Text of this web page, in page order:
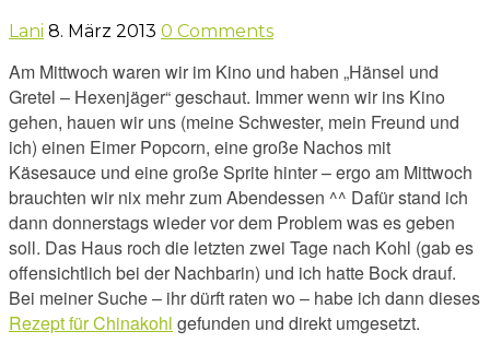
Lani 8. März 2013 0 Comments
Am Mittwoch waren wir im Kino und haben „Hänsel und
Gretel – Hexenjäger“ geschaut. Immer wenn wir ins Kino
gehen, hauen wir uns (meine Schwester, mein Freund und
ich) einen Eimer Popcorn, eine große Nachos mit
Käsesauce und eine große Sprite hinter – ergo am Mittwoch
brauchten wir nix mehr zum Abendessen ^^ Dafür stand ich
dann donnerstags wieder vor dem Problem was es geben
soll. Das Haus roch die letzten zwei Tage nach Kohl (gab es
offensichtlich bei der Nachbarin) und ich hatte Bock drauf.
Bei meiner Suche – ihr dürft raten wo – habe ich dann dieses
Rezept für Chinakohl gefunden und direkt umgesetzt.